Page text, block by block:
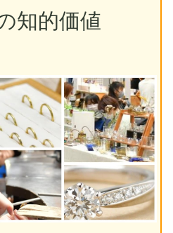
知的価値